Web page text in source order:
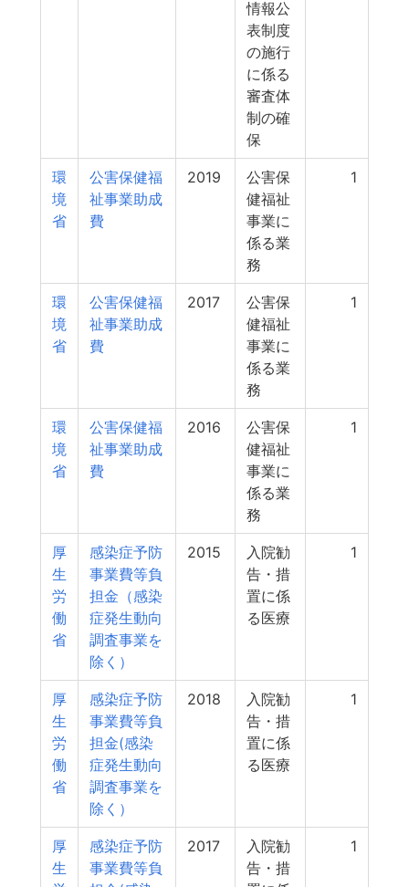
情報公
表制度
の施行
に係る
審査体
制の確
保
環
境
省
公害保健福
祉事業助成
費
2019
公害保
健福祉
事業に
係る業
務
1
環
境
省
公害保健福
祉事業助成
費
2017
公害保
健福祉
事業に
係る業
務
1
環
境
省
公害保健福
祉事業助成
費
2016
公害保
健福祉
事業に
係る業
務
1
厚
生
労
働
省
感染症予防
事業費等負
担金（感染
症発生動向
調査事業を
除く）
2015
入院勧
告・措
置に係
る医療
1
厚
生
労
働
省
感染症予防
事業費等負
担金(感染
症発生動向
調査事業を
除く）
2018
入院勧
告・措
置に係
る医療
1
厚
生
感染症予防
事業費等負
2017
入院勧
告・措
1